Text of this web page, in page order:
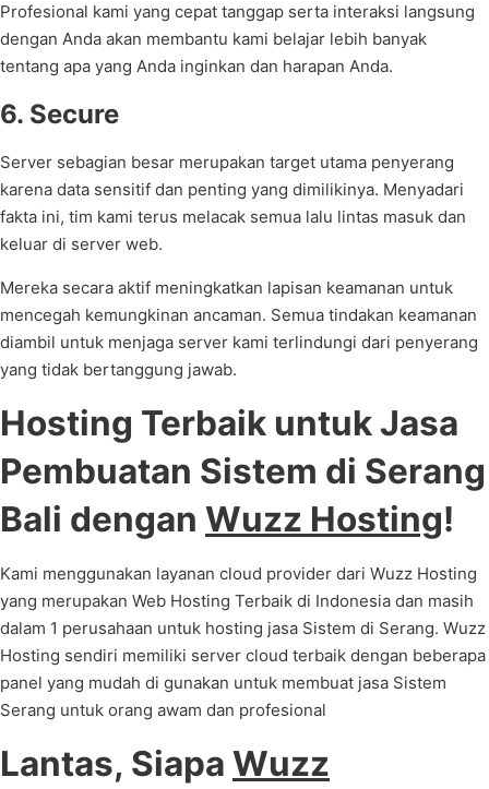
Profesional kami yang cepat tanggap serta interaksi langsung
dengan Anda akan membantu kami belajar lebih banyak
tentang apa yang Anda inginkan dan harapan Anda.
6. Secure
Server sebagian besar merupakan target utama penyerang
karena data sensitif dan penting yang dimilikinya. Menyadari
fakta ini, tim kami terus melacak semua lalu lintas masuk dan
keluar di server web.
Mereka secara aktif meningkatkan lapisan keamanan untuk
mencegah kemungkinan ancaman. Semua tindakan keamanan
diambil untuk menjaga server kami terlindungi dari penyerang
yang tidak bertanggung jawab.
Hosting Terbaik untuk Jasa
Pembuatan Sistem di Serang
Bali dengan Wuzz Hosting!
Kami menggunakan layanan cloud provider dari Wuzz Hosting
yang merupakan Web Hosting Terbaik di Indonesia dan masih
dalam 1 perusahaan untuk hosting jasa Sistem di Serang. Wuzz
Hosting sendiri memiliki server cloud terbaik dengan beberapa
panel yang mudah di gunakan untuk membuat jasa Sistem
Serang untuk orang awam dan profesional
Lantas, Siapa Wuzz